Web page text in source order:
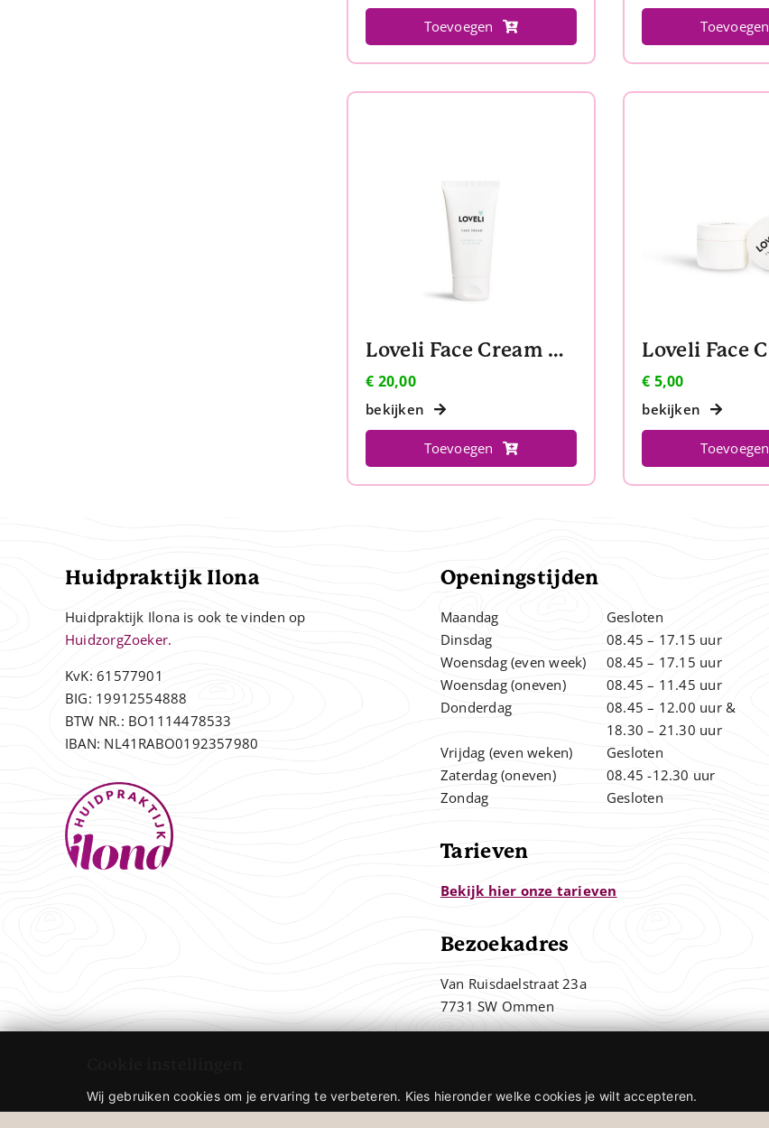
Toevoegen Toevoegen
Loveli Face Cream Normal to oily Skin
€ 20,00
bekijken
Toevoegen
€ 5,00
bekijken
Toevoegen
Huidpraktijk Ilona
Huidpraktijk Ilona is ook te vinden op
HuidzorgZoeker.
KvK: 61577901
BIG: 19912554888
BTW NR.: BO1114478533
IBAN: NL41RABO0192357980
Openingstijden
Maandag
Dinsdag
Woensdag (even week)
Woensdag (oneven)
Donderdag
Vrijdag (even weken)
Zaterdag (oneven)
Zondag
Gesloten
08.45 – 17.15 uur
08.45 – 17.15 uur
08.45 – 11.45 uur
08.45 – 12.00 uur &
18.30 – 21.30 uur
Gesloten
08.45 -12.30 uur
Gesloten
Tarieven
Bekijk hier onze tarieven
Bezoekadres
Van Ruisdaelstraat 23a
7731 SW Ommen
Wij gebruiken cookies om je ervaring te verbeteren. Kies hieronder welke cookies je wilt accepteren.